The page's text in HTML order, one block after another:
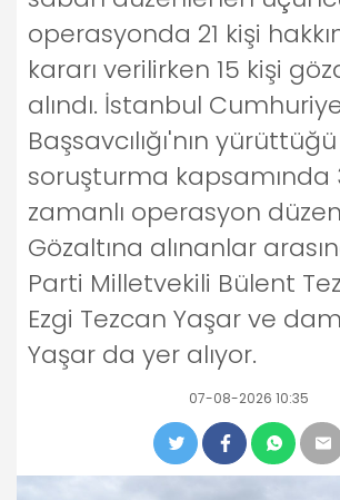
operasyonda 21 kişi
kararı verilirken 15 kişi
alındı. İstanbul
Başsavcılığı'nın yürüttüğü
soruşturma kapsamında
zamanlı operasyon
Gözaltına alınanlar
Parti Milletvekili Bülent
Ezgi Tezcan Yaşar ve
Yaşar da yer alıyor.
07-08-2026 10:35